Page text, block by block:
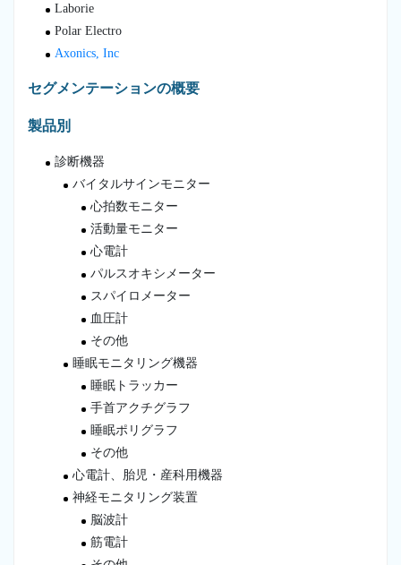
Laborie
Polar Electro
Axonics, Inc
セグメンテーションの概要
製品別
診断機器
バイタルサインモニター
心拍数モニター
活動量モニター
心電計
パルスオキシメーター
スパイロメーター
血圧計
その他
睡眠モニタリング機器
睡眠トラッカー
手首アクチグラフ
睡眠ポリグラフ
その他
心電計、胎児・産科用機器
神経モニタリング装置
脳波計
筋電計